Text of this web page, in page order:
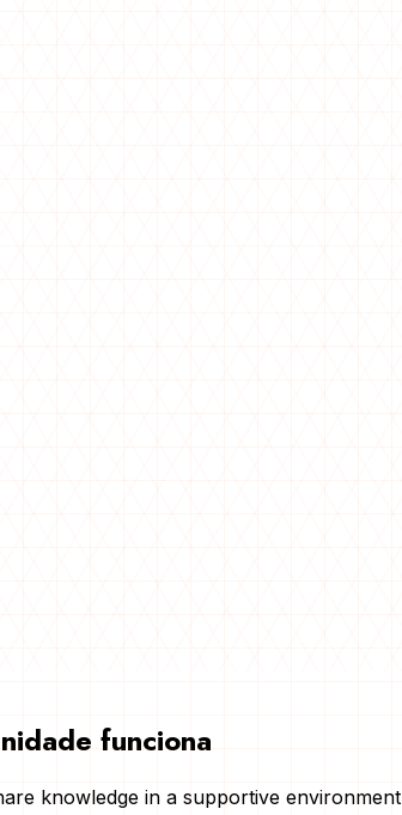
funciona
knowledge in a supportive environment